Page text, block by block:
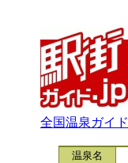
全国温泉ガイド
温泉名